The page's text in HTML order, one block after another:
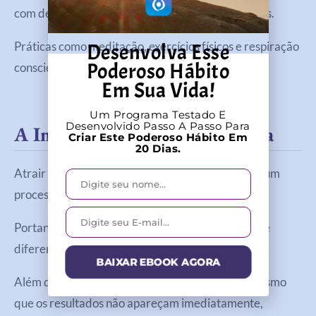
com desafios e aproveita melhor as oportunidades.
Práticas como meditação, exercícios físicos e respiração
consciente ajudam nesse processo.
A Importância Da Consistência
Atrair abundância não é um evento pontual, mas um
processo contínuo.
Portanto, pequenas práticas diárias fazem grande
diferença ao longo do tempo.
Além disso, consistência gera transformação. Mesmo
que os resultados não apareçam imediatamente,
Desenvolva Esse
Poderoso Hábito
Em Sua Vida!
Um Programa Testado E
Desenvolvido Passo A Passo Para
Criar Este Poderoso Hábito Em
20 Dias.
BAIXAR EBOOK AGORA